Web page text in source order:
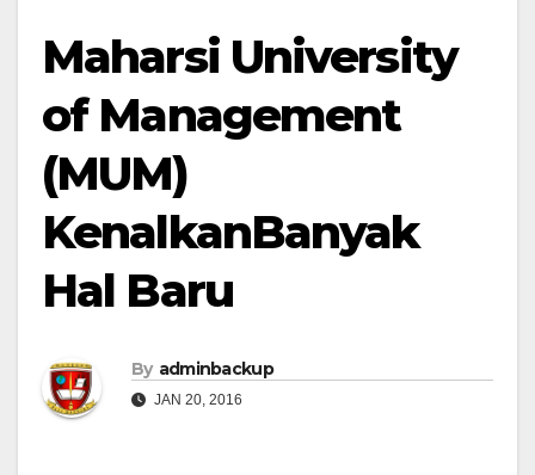
Maharsi University
of Management
(MUM)
KenalkanBanyak
Hal Baru
By adminbackup
JAN 20, 2016